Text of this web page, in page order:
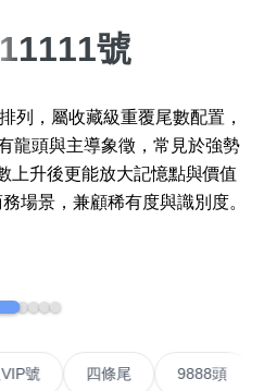
七 八 九 十
無9
號
列，屬收藏級重覆尾數配置，
龍頭與主導象徵，常見於強勢
上升後更能放大記憶點與價值
場景，兼顧稀有度與識別度。
超級VIP號 四條尾 9888頭